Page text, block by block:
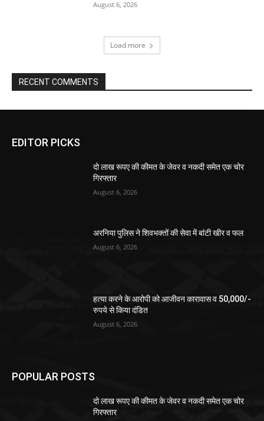
August 6, 2026
Load more
RECENT COMMENTS
EDITOR PICKS
दो लाख रूपए की कीमत के जेवर व नकदी समेत एक चोर
गिरफ्तार
August 6, 2026
अरनिया पुलिस ने शिवभक्तों की सेवा में बांटी खीर व फल
August 6, 2026
हत्या करने के आरोपी को आजीवन कारावास व 50,000/-
रुपये से किया दंडित
August 6, 2026
POPULAR POSTS
दो लाख रूपए की कीमत के जेवर व नकदी समेत एक चोर
गिरफ्तार